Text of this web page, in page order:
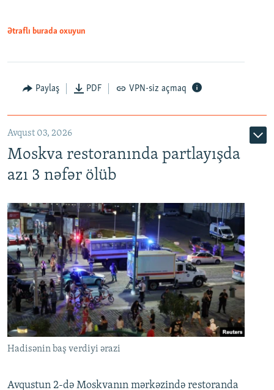
Ətraflı burada oxuyun
Paylaş PDF VPN-siz açmaq
Avqust 03, 2026
Moskva restoranında partlayışda
azı 3 nəfər ölüb
Hadisənin baş verdiyi ərazi
Avqustun 2-də Moskvanın mərkəzində restoranda